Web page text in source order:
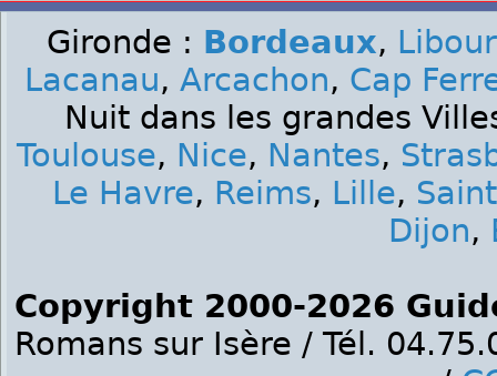
Gironde : Bordeaux,
Lacanau, Arcachon, Cap
Nuit dans les grandes
Toulouse, Nice, Nantes,
Le Havre, Reims, Lille,
Dijon,
Copyright 2000-2026
Romans sur Isère / Tél.